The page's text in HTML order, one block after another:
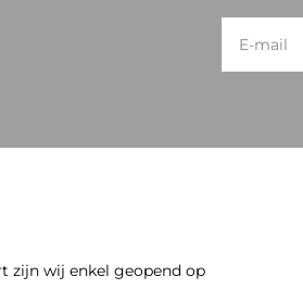
zijn wij enkel geopend op